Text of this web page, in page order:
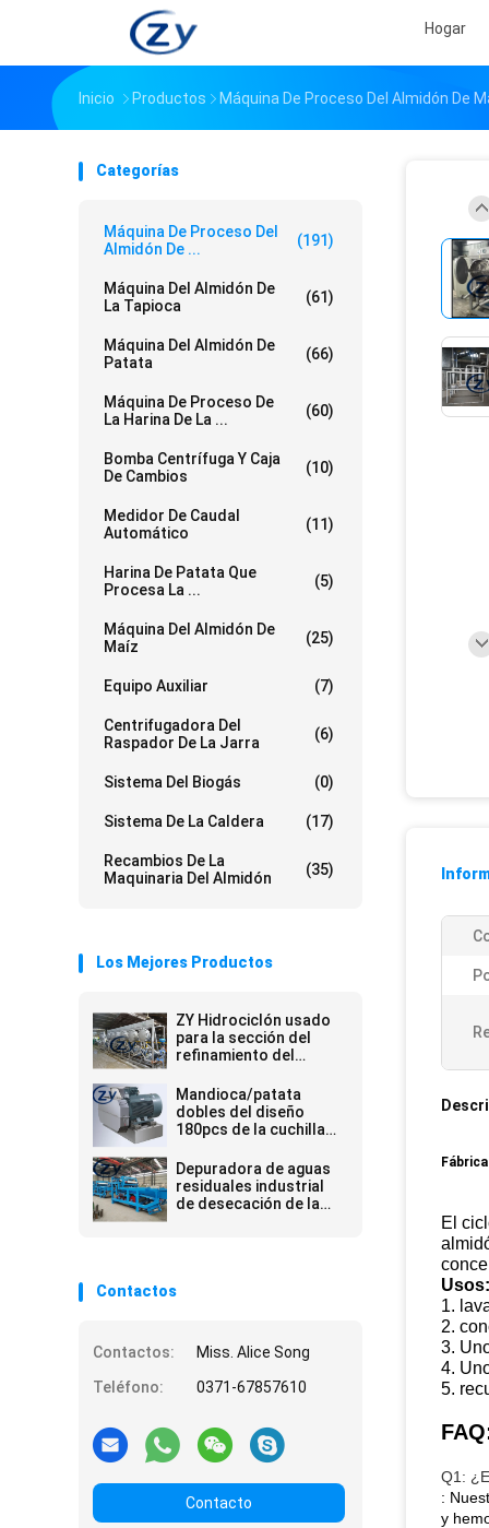
Hogar
Inicio Productos Máquina De Proceso Del Almidón De
Categorías
Máquina De Proceso Del
Almidón De ...
(191)
Máquina Del Almidón De
La Tapioca
(61)
Máquina Del Almidón De
Patata
(66)
Máquina De Proceso De
La Harina De La ...
(60)
Bomba Centrífuga Y Caja
De Cambios
(10)
Medidor De Caudal
Automático
(11)
Harina De Patata Que
Procesa La ...
(5)
Máquina Del Almidón De
Maíz
(25)
Equipo Auxiliar (7)
Centrifugadora Del
Raspador De La Jarra
(6)
Sistema Del Biogás (0)
Sistema De La Caldera (17)
Recambios De La
Maquinaria Del Almidón
(35)
Los Mejores Productos
ZY Hidrociclón usado
para la sección del
refinamiento del
almidón de mandioca
Mandioca/patata
dobles del diseño
180pcs de la cuchilla
máquina
Depuradora de aguas
residuales industrial
de desecación de la
Contactos
Contactos:
Miss. Alice Song
Teléfono:
0371-67857610
Contacto
El
Usos:
1.
2.
3.
4.
5.
Q1:
:
y